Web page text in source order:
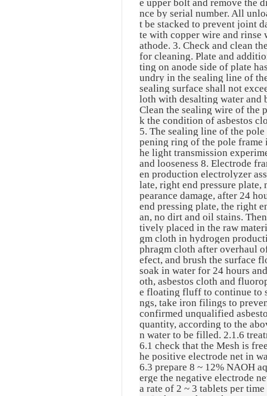
e upper bolt and remove the
nce by serial number. All
t be stacked to prevent joint
te with copper wire and rinse
athode. 3. Check and clean
for cleaning. Plate and
ting on anode side of plate
undry in the sealing line of
sealing surface shall not
loth with desalting water and
Clean the sealing wire of the
k the condition of asbestos
5. The sealing line of the
pening ring of the pole frame
he light transmission
and looseness 8. Electrode
en production electrolyzer
late, right end pressure
pearance damage, after 24
end pressing plate, the right
an, no dirt and oil stains.
tively placed in the raw
gm cloth in hydrogen
phragm cloth after overhaul
efect, and brush the surface
soak in water for 24 hours
oth, asbestos cloth and
e floating fluff to continue to
ngs, take iron filings to
confirmed unqualified
quantity, according to the
n water to be filled. 2.1.6
6.1 check that the Mesh is
he positive electrode net in
6.3 prepare 8 ~ 12% NAOH
erge the negative electrode
a rate of 2 ~ 3 tablets per